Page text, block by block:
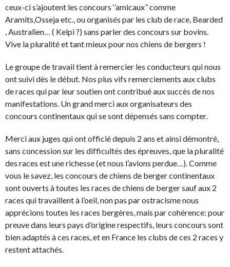
ceux-ci s’ajoutent les concours ‘’amicaux’’ comme
Aramits,Osseja etc., ou organisés par les club de race, Bearded
, Australien… ( Kelpi ?) sans parler des concours sur bovins.
Vive la pluralité et tant mieux pour nos chiens de bergers !
Le groupe de travail tient à remercier les conducteurs qui nous
ont suivi dès le début. Nos plus vifs remerciements aux clubs
de races qui par leur soutien ont contribué aux succès de nos
manifestations. Un grand merci aux organisateurs des
concours continentaux qui se sont dépensés sans compter.
Merci aux juges qui ont officié depuis 2 ans et ainsi démontré,
sans concession sur les difficultés des épreuves, que la pluralité
des races est une richesse (et nous l’avions perdue…). Comme
vous le savez, les concours de chiens de berger continentaux
sont ouverts à toutes les races de chiens de berger sauf aux 2
races qui travaillent à l’oeil, non pas par ostracisme nous
apprécions toutes les races bergères, mais par cohérence: pour
preuve dans leurs pays d’origine respectifs, leurs concours sont
bien adaptés à ces races, et en France les clubs de ces 2 races y
restent attachés.